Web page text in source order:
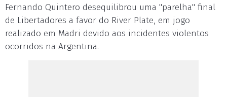
Fernando Quintero desequilibrou uma "parelha" final
de Libertadores a favor do River Plate, em jogo
realizado em Madri devido aos incidentes violentos
ocorridos na Argentina.